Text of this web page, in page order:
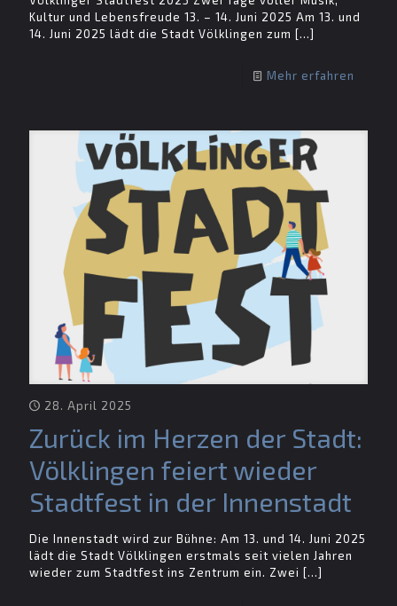
Kultur und Lebensfreude 13. – 14. Juni 2025 Am 13. und
14. Juni 2025 lädt die Stadt Völklingen zum […]
Mehr erfahren
28. April 2025
Zurück im Herzen der Stadt:
Völklingen feiert wieder
Stadtfest in der Innenstadt
Die Innenstadt wird zur Bühne: Am 13. und 14. Juni 2025
lädt die Stadt Völklingen erstmals seit vielen Jahren
wieder zum Stadtfest ins Zentrum ein. Zwei […]